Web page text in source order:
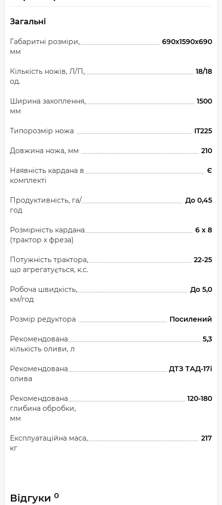
Загальні
Габаритні розміри,
мм
690x1590x690
Кількість ножів, Л/П,
од.
18/18
Ширина захоплення,
мм
1500
Типорозмір ножа IT225
Довжина ножа, мм 210
Наявність кардана в
комплекті
Є
Продуктивність, га/
год
До 0,45
Розмірність кардана
(трактор х фреза)
6 х 8
Потужність трактора,
що агрегатується, к.с.
22-25
Робоча швидкість,
км/год
До 5,0
Розмір редуктора Посилений
Рекомендована
кількість оливи, л
5,3
Рекомендована
олива
ДТЗ ТАД-17і
Рекомендована
глибина обробки,
мм
120-180
Експлуатаційна маса,
кг
217
Відгуки 0